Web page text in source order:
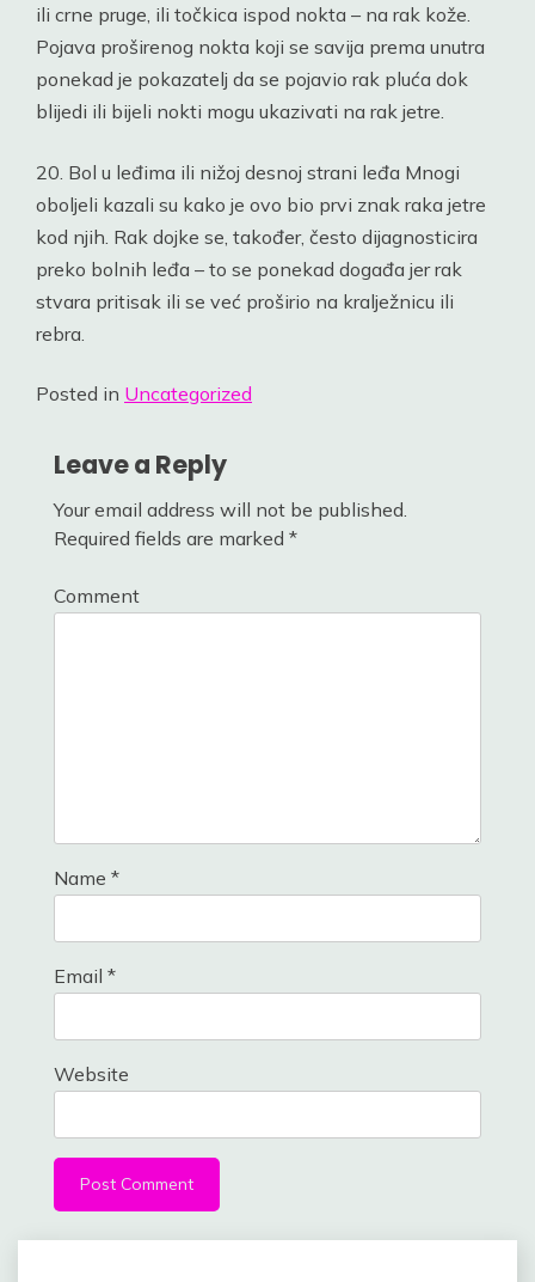
ili crne pruge, ili točkica ispod nokta – na rak kože.
Pojava proširenog nokta koji se savija prema unutra
ponekad je pokazatelj da se pojavio rak pluća dok
blijedi ili bijeli nokti mogu ukazivati na rak jetre.
20. Bol u leđima ili nižoj desnoj strani leđa Mnogi
oboljeli kazali su kako je ovo bio prvi znak raka jetre
kod njih. Rak dojke se, također, često dijagnosticira
preko bolnih leđa – to se ponekad događa jer rak
stvara pritisak ili se već proširio na kralježnicu ili
rebra.
Posted in Uncategorized
Leave a Reply
Your email address will not be published.
Required fields are marked *
Comment
Name *
Email *
Website